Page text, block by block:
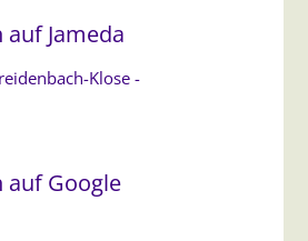
Jameda
Klose -
auf Google